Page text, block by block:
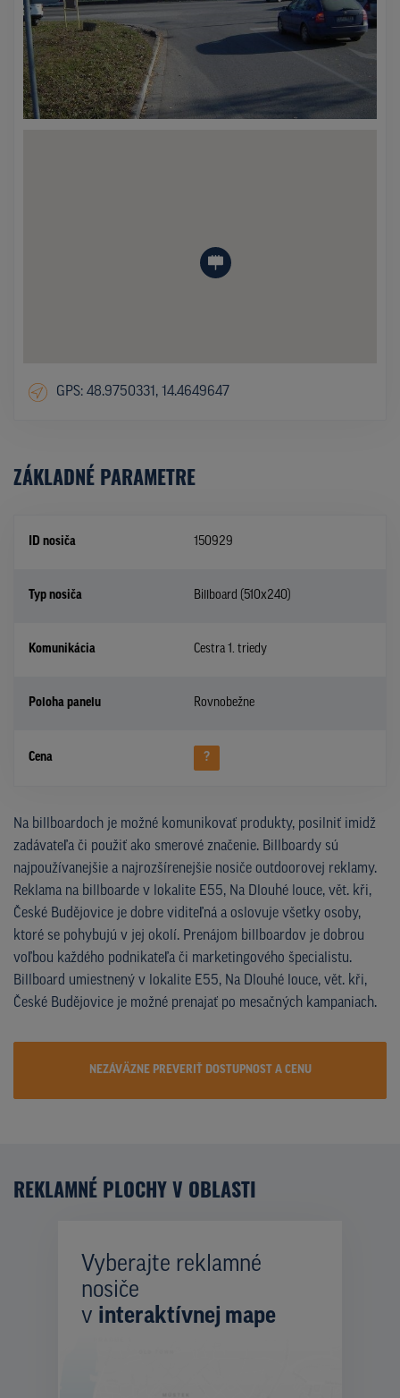
GPS: 48.9750331, 14.4649647
ZÁKLADNÉ PARAMETRE
ID nosiča 150929
Typ nosiča Billboard (510x240)
Komunikácia Cestra 1. triedy
Poloha panelu Rovnobežne
Cena ?
Na billboardoch je možné komunikovať produkty, posilniť imidž
zadávateľa či použiť ako smerové značenie. Billboardy sú
najpoužívanejšie a najrozšírenejšie nosiče outdoorovej reklamy.
Reklama na billboarde v lokalite E55, Na Dlouhé louce, vět. kři,
České Budějovice je dobre viditeľná a oslovuje všetky osoby,
ktoré se pohybujú v jej okolí. Prenájom billboardov je dobrou
voľbou každého podnikateľa či marketingového špecialistu.
Billboard umiestnený v lokalite E55, Na Dlouhé louce, vět. kři,
České Budějovice je možné prenajať po mesačných kampaniach.
NEZÁVÄZNE PREVERIŤ DOSTUPNOST A CENU
REKLAMNÉ PLOCHY V OBLASTI
Vyberajte reklamné
nosiče
v interaktívnej mape